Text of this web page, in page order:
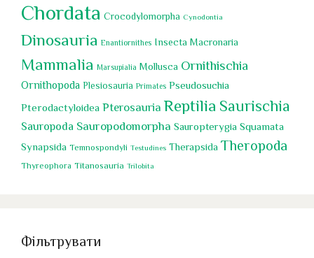
Chordata Crocodylomorpha Cynodontia
Dinosauria Enantiornithes Insecta Macronaria
Mammalia Marsupialia Mollusca Ornithischia
Ornithopoda Plesiosauria Primates Pseudosuchia
Pterodactyloidea Pterosauria Reptilia Saurischia
Sauropoda Sauropodomorpha Sauropterygia Squamata
Synapsida Temnospondyli Testudines Therapsida Theropoda
Thyreophora Titanosauria Trilobita
Фільтрувати